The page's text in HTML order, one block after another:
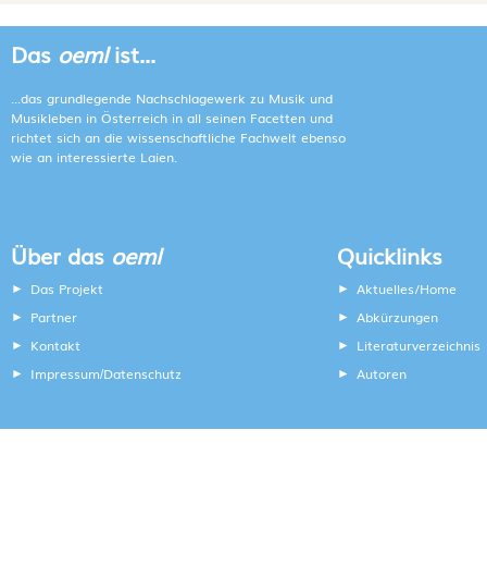
Das oemlist...
...das grundlegende Nachschlagewerk zu Musik und
Musikleben in Österreich in all seinen Facetten und
richtet sich an die wissenschaftliche Fachwelt ebenso
wie an interessierte Laien.
Über das oeml
Das Projekt
Partner
Kontakt
Impressum/Datenschutz
Quicklinks
Aktuelles/Home
Abkürzungen
Literaturverzeichnis
Autoren